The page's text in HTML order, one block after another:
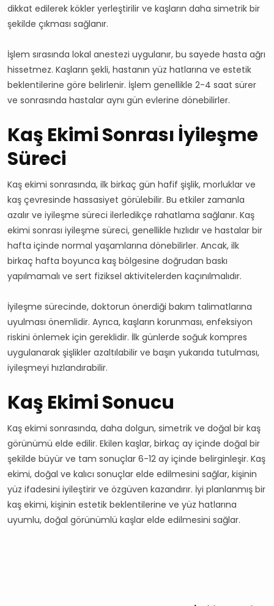
dikkat edilerek kökler yerleştirilir ve kaşların daha simetrik bir
şekilde çıkması sağlanır.
İşlem sırasında lokal anestezi uygulanır, bu sayede hasta ağrı
hissetmez. Kaşların şekli, hastanın yüz hatlarına ve estetik
beklentilerine göre belirlenir. İşlem genellikle 2-4 saat sürer
ve sonrasında hastalar aynı gün evlerine dönebilirler.
Kaş Ekimi Sonrası İyileşme
Süreci
Kaş ekimi sonrasında, ilk birkaç gün hafif şişlik, morluklar ve
kaş çevresinde hassasiyet görülebilir. Bu etkiler zamanla
azalır ve iyileşme süreci ilerledikçe rahatlama sağlanır. Kaş
ekimi sonrası iyileşme süreci, genellikle hızlıdır ve hastalar bir
hafta içinde normal yaşamlarına dönebilirler. Ancak, ilk
birkaç hafta boyunca kaş bölgesine doğrudan baskı
yapılmamalı ve sert fiziksel aktivitelerden kaçınılmalıdır.
İyileşme sürecinde, doktorun önerdiği bakım talimatlarına
uyulması önemlidir. Ayrıca, kaşların korunması, enfeksiyon
riskini önlemek için gereklidir. İlk günlerde soğuk kompres
uygulanarak şişlikler azaltılabilir ve başın yukarıda tutulması,
iyileşmeyi hızlandırabilir.
Kaş Ekimi Sonucu
Kaş ekimi sonrasında, daha dolgun, simetrik ve doğal bir kaş
görünümü elde edilir. Ekilen kaşlar, birkaç ay içinde doğal bir
şekilde büyür ve tam sonuçlar 6-12 ay içinde belirginleşir. Kaş
ekimi, doğal ve kalıcı sonuçlar elde edilmesini sağlar, kişinin
yüz ifadesini iyileştirir ve özgüven kazandırır. İyi planlanmış bir
kaş ekimi, kişinin estetik beklentilerine ve yüz hatlarına
uyumlu, doğal görünümlü kaşlar elde edilmesini sağlar.